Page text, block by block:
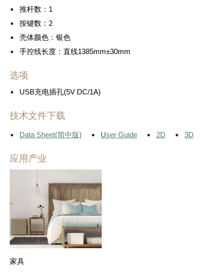
推杆数：1
按键数：2
壳体颜色：银色
手控线长度：直线1385mm±30mm
选项
USB充电插孔(5V DC/1A)
技术文件下载
Data Sheet(简中版) User Guide 2D 3D
应用产业
家具